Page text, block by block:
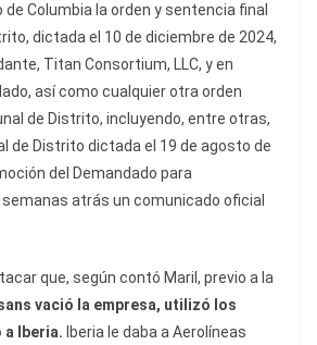
Columbia la orden y sentencia final
dictada el 10 de diciembre de 2024,
Titan Consortium, LLC, y en
así como cualquier otra orden
de Distrito, incluyendo, entre otras,
de Distrito dictada el 19 de agosto de
del Demandado para
atrás un comunicado oficial
que, según contó Maril, previo a la
vació la empresa, utilizó los
a Iberia. Iberia le daba a Aerolíneas